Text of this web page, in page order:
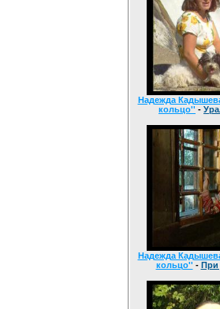
Надежда
кольцо'' -
Надежда
кольцо'' - При